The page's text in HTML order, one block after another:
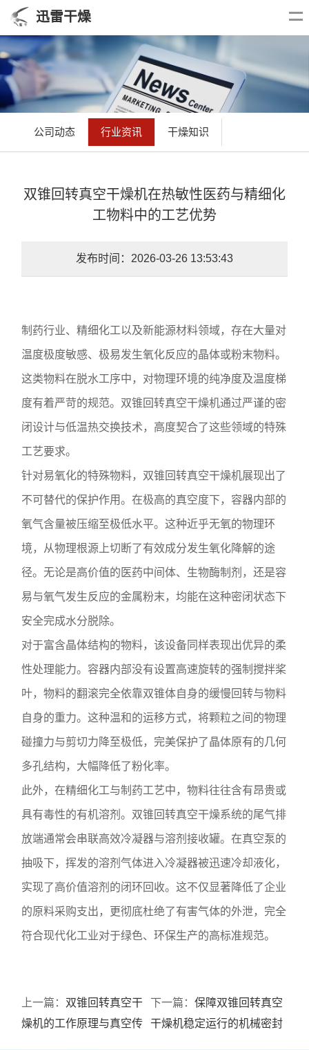
迅雷干燥
公司动态 行业资讯 干燥知识
双锥回转真空干燥机在热敏性医药与精细化
工物料中的工艺优势
发布时间：2026-03-26 13:53:43
制药行业、精细化工以及新能源材料领域，存在大量对
温度极度敏感、极易发生氧化反应的晶体或粉末物料。
这类物料在脱水工序中，对物理环境的纯净度及温度梯
度有着严苛的规范。双锥回转真空干燥机通过严谨的密
闭设计与低温热交换技术，高度契合了这些领域的特殊
工艺要求。
针对易氧化的特殊物料，双锥回转真空干燥机展现出了
不可替代的保护作用。在极高的真空度下，容器内部的
氧气含量被压缩至极低水平。这种近乎无氧的物理环
境，从物理根源上切断了有效成分发生氧化降解的途
径。无论是高价值的医药中间体、生物酶制剂，还是容
易与氧气发生反应的金属粉末，均能在这种密闭状态下
安全完成水分脱除。
对于富含晶体结构的物料，该设备同样表现出优异的柔
性处理能力。容器内部没有设置高速旋转的强制搅拌桨
叶，物料的翻滚完全依靠双锥体自身的缓慢回转与物料
自身的重力。这种温和的运移方式，将颗粒之间的物理
碰撞力与剪切力降至极低，完美保护了晶体原有的几何
多孔结构，大幅降低了粉化率。
此外，在精细化工与制药工艺中，物料往往含有昂贵或
具有毒性的有机溶剂。双锥回转真空干燥系统的尾气排
放端通常会串联高效冷凝器与溶剂接收罐。在真空泵的
抽吸下，挥发的溶剂气体进入冷凝器被迅速冷却液化，
实现了高价值溶剂的闭环回收。这不仅显著降低了企业
的原料采购支出，更彻底杜绝了有害气体的外泄，完全
符合现代化工业对于绿色、环保生产的高标准规范。
上一篇： 双锥回转真空干
燥机的工作原理与真空传
下一篇： 保障双锥回转真空
干燥机稳定运行的机械密封